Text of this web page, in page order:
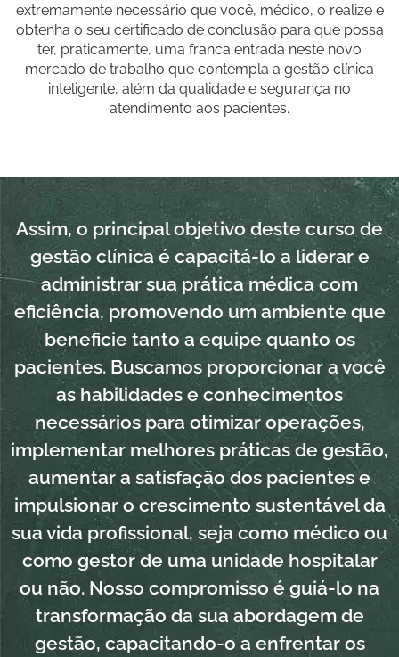
extremamente necessário que você, médico, o realize e
obtenha o seu certificado de conclusão para que possa
ter, praticamente, uma franca entrada neste novo
mercado de trabalho que contempla a gestão clínica
inteligente, além da qualidade e segurança no
atendimento aos pacientes.
Assim, o principal objetivo deste curso de
gestão clínica é capacitá-lo a liderar e
administrar sua prática médica com
eficiência, promovendo um ambiente que
beneficie tanto a equipe quanto os
pacientes. Buscamos proporcionar a você
as habilidades e conhecimentos
necessários para otimizar operações,
implementar melhores práticas de gestão,
aumentar a satisfação dos pacientes e
impulsionar o crescimento sustentável da
sua vida profissional, seja como médico ou
como gestor de uma unidade hospitalar
ou não. Nosso compromisso é guiá-lo na
transformação da sua abordagem de
gestão, capacitando-o a enfrentar os